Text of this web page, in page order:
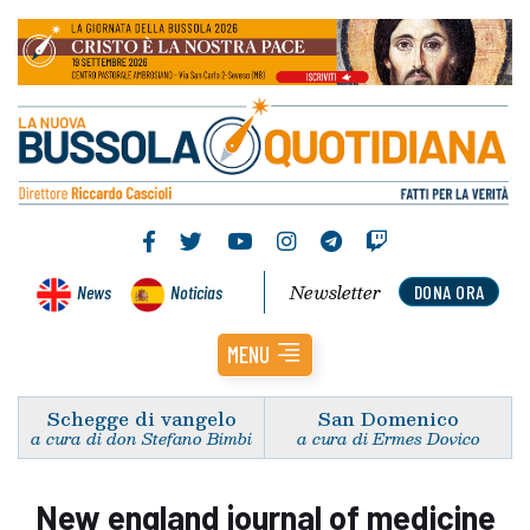
News Noticias DONA ORA
Newsletter
MENU
Schegge di vangelo
a cura di don Stefano Bimbi
San Domenico
a cura di Ermes Dovico
New england journal of medicine